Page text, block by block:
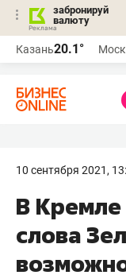
забронируй
валюту
Казань20.1°
10 сентября 2021,
В Кремле
слова